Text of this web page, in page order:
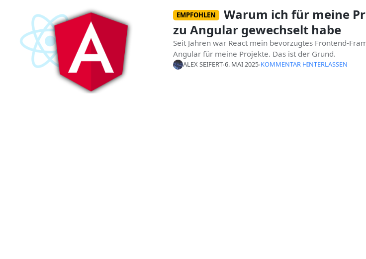
EMPFOHLEN
Warum ich für meine
zu Angular gewechselt habe
Seit Jahren war React mein bevorzugtes Frontend-
Angular für meine Projekte. Das ist der Grund.
ALEX SEIFERT∙6. MAI 2025∙KOMMENTAR HINTERLASSEN